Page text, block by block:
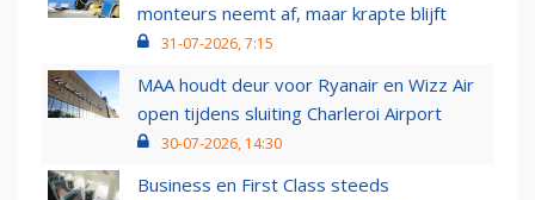
monteurs neemt af, maar krapte blijft
31-07-2026, 7:15
MAA houdt deur voor Ryanair en Wizz Air
open tijdens sluiting Charleroi Airport
30-07-2026, 14:30
Business en First Class steeds